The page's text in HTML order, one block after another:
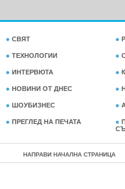
СВЯТ
ТЕХНОЛОГИИ
ИНТЕРВЮТА
НОВИНИ ОТ ДНЕС
ШОУБИЗНЕС
ПРЕГЛЕД НА ПЕЧАТА
НАПРАВИ НАЧАЛНА СТРАНИЦА